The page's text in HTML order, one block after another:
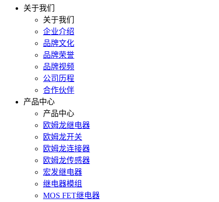
关于我们
关于我们
企业介绍
品牌文化
品牌荣誉
品牌视频
公司历程
合作伙伴
产品中心
产品中心
欧姆龙继电器
欧姆龙开关
欧姆龙连接器
欧姆龙传感器
宏发继电器
继电器模组
MOS FET继电器